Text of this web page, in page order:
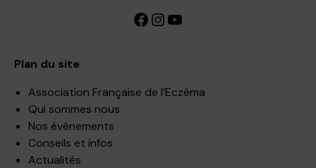
Facebook InstagramYouTube
Plan du site
Association Française de l’Eczéma
Qui sommes nous
Nos événements
Conseils et infos
Actualités